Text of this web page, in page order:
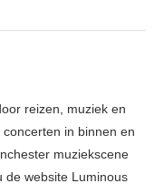
reizen, muziek en
in binnen en
muziekscene
de website Luminous